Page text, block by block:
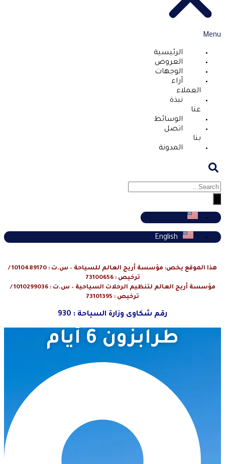
Menu
الرئيسية
العروض
الوجهات
آراء
العملاء
نبذة
عنا
الوسائط
اتصل
بنا
المدونة
English
هذا الموقع يخص: مؤسسة أريج العالم للسياحة – س.ت : 1010489170 /
ترخيص : 73100656
مؤسسة أريج العالم لتنظيم الرحلات السياحية – س.ت : 1010299036 /
ترخيص : 73101395
رقم شكاوى وزارة السياحة : 930
طرابزون 6 أيام